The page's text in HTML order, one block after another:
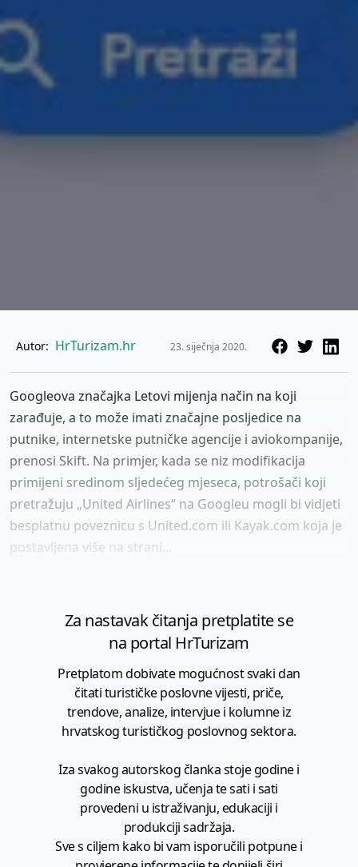
Autor: HrTurizam.hr 23. siječnja 2020.
Googleova značajka Letovi mijenja način na koji
zarađuje, a to može imati značajne posljedice na
putnike, internetske putničke agencije i aviokompanije,
prenosi Skift. Na primjer, kada se niz modifikacija
primijeni sredinom sljedećeg mjeseca, potrošači koji
pretražuju „United Airlines“ na Googleu mogli bi vidjeti
besplatnu poveznicu s United.com ili Kayak.com koja je
postavljena više na strani...
Za nastavak čitanja pretplatite se
na portal HrTurizam
Pretplatom dobivate mogućnost svaki dan
čitati turističke poslovne vijesti, priče,
trendove, analize, intervjue i kolumne iz
hrvatskog turističkog poslovnog sektora.
Iza svakog autorskog članka stoje godine i
godine iskustva, učenja te sati i sati
provedeni u istraživanju, edukaciji i
produkciji sadržaja.
Sve s ciljem kako bi vam isporučili potpune i